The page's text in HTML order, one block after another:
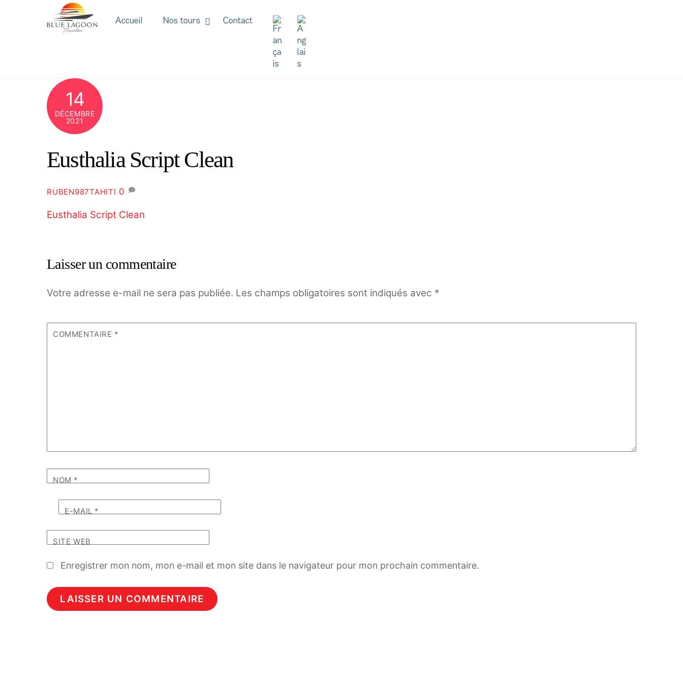
Accueil Nos tours Contact
14
DÉCEMBRE
2021
Eusthalia Script Clean
RUBEN987TAHITI 0
Eusthalia Script Clean
Laisser un commentaire
Votre adresse e-mail ne sera pas publiée. Les champs obligatoires sont indiqués avec *
COMMENTAIRE *
NOM *
E-MAIL *
SITE WEB
Enregistrer mon nom, mon e-mail et mon site dans le navigateur pour mon prochain commentaire.